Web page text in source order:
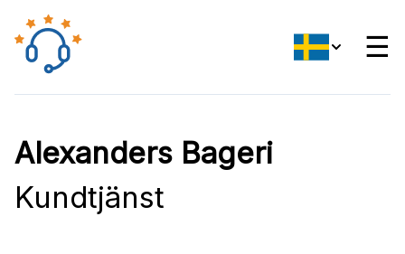
☰
Alexanders Bageri
Kundtjänst